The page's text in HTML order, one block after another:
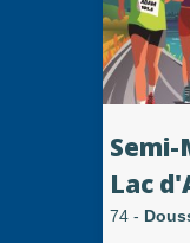
Semi-
Lac
74 -